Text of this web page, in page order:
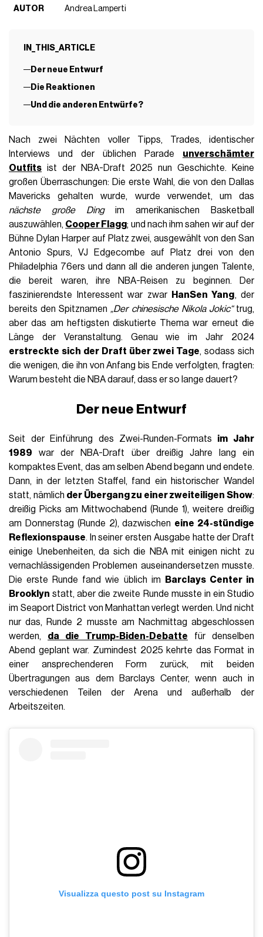
AUTOR Andrea Lamperti
IN_THIS_ARTICLE
Der neue Entwurf
Die Reaktionen
Und die anderen Entwürfe?
Nach zwei Nächten voller Tipps, Trades, identischer
Interviews und der üblichen Parade unverschämter
Outfits ist der NBA-Draft 2025 nun Geschichte. Keine
großen Überraschungen: Die erste Wahl, die von den Dallas
Mavericks gehalten wurde, wurde verwendet, um das
nächste große Dingim amerikanischen Basketball
auszuwählen, Cooper Flagg; und nach ihm sahen wir auf der
Bühne Dylan Harper auf Platz zwei, ausgewählt von den San
Antonio Spurs, VJ Edgecombe auf Platz drei von den
Philadelphia 76ers und dann all die anderen jungen Talente,
die bereit waren, ihre NBA-Reisen zu beginnen. Der
faszinierendste Interessent war zwar HanSen Yang, der
bereits den Spitznamen „Der chinesische Nikola Jokic“trug,
aber das am heftigsten diskutierte Thema war erneut die
Länge der Veranstaltung. Genau wie im Jahr 2024
erstreckte sich der Draft über zwei Tage, sodass sich
die wenigen, die ihn von Anfang bis Ende verfolgten, fragten:
Warum besteht die NBA darauf, dass er so lange dauert?
Der neue Entwurf
Seit der Einführung des Zwei-Runden-Formats im Jahr
1989 war der NBA-Draft über dreißig Jahre lang ein
kompaktes Event, das am selben Abend begann und endete.
Dann, in der letzten Staffel, fand ein historischer Wandel
statt, nämlich der Übergang zu einer zweiteiligen Show:
dreißig Picks am Mittwochabend (Runde 1), weitere dreißig
am Donnerstag (Runde 2), dazwischen eine 24-stündige
Reflexionspause. In seiner ersten Ausgabe hatte der Draft
einige Unebenheiten, da sich die NBA mit einigen nicht zu
vernachlässigenden Problemen auseinandersetzen musste.
Die erste Runde fand wie üblich im
Barclays Center in
Brooklyn statt, aber die zweite Runde musste in ein Studio
im Seaport District von Manhattan verlegt werden. Und nicht
nur das, Runde 2 musste am Nachmittag abgeschlossen
werden, da die Trump-Biden-Debatte für denselben
Abend geplant war. Zumindest 2025 kehrte das Format in
einer ansprechenderen Form zurück, mit beiden
Übertragungen aus dem Barclays Center, wenn auch in
verschiedenen Teilen der Arena und außerhalb der
Arbeitszeiten.
Visualizza questo post su Instagram